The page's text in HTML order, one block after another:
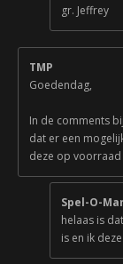
gr. Jeffrey
TMP
Goedendag,
In de comments
dat er een
deze op voorraad
Spel-O-
helaas is
is en ik